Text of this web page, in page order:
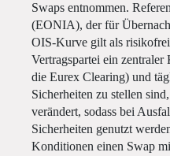
Swaps entnommen.
(EONIA), der für
OIS-Kurve gilt als
Vertragspartei ein
die Eurex Clearing) und
Sicherheiten zu stellen
verändert, sodass bei
Sicherheiten genutzt
Konditionen einen Swap